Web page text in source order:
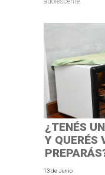
¿TENÉS
Y QUERÉS
13 de Junio